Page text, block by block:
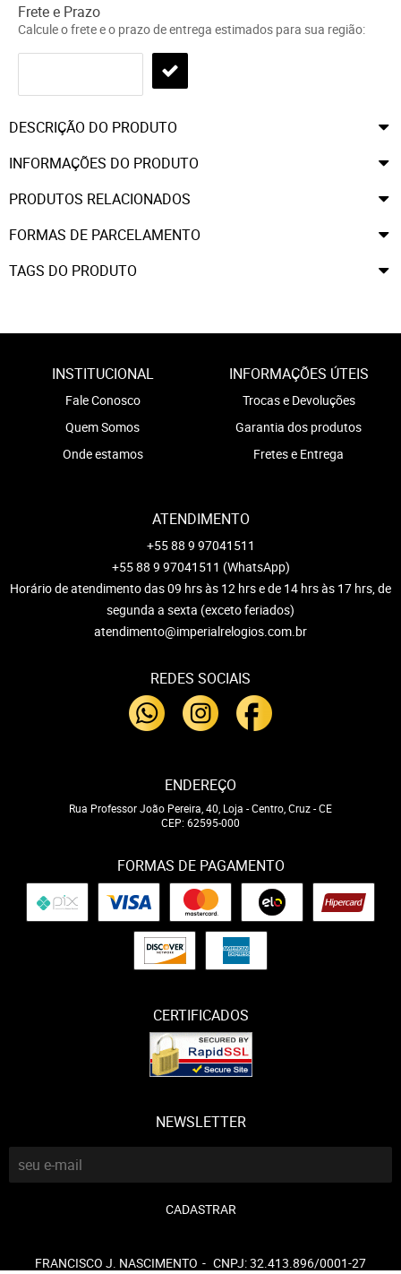
Frete e Prazo
Calcule o frete e o prazo de entrega estimados para sua região:
DESCRIÇÃO DO PRODUTO
INFORMAÇÕES DO PRODUTO
PRODUTOS RELACIONADOS
FORMAS DE PARCELAMENTO
TAGS DO PRODUTO
INSTITUCIONAL
Fale Conosco
Quem Somos
Onde estamos
INFORMAÇÕES ÚTEIS
Trocas e Devoluções
Garantia dos produtos
Fretes e Entrega
ATENDIMENTO
+55 88 9 97041511
+55 88 9 97041511 (WhatsApp)
Horário de atendimento das 09 hrs às 12 hrs e de 14 hrs às 17 hrs, de
segunda a sexta (exceto feriados)
atendimento@imperialrelogios.com.br
REDES SOCIAIS
ENDEREÇO
Rua Professor João Pereira, 40, Loja -Centro, Cruz-CE
CEP: 62595-000
FORMAS DE PAGAMENTO
CERTIFICADOS
NEWSLETTER
CADASTRAR
FRANCISCO J. NASCIMENTO CNPJ: 32.413.896/0001-27